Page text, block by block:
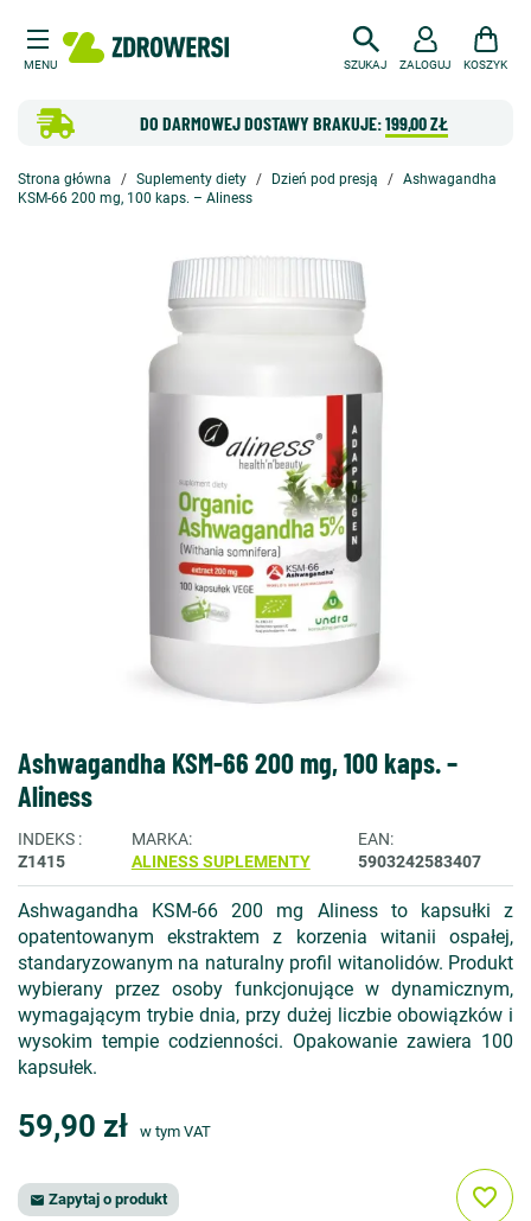
MENU SZUKAJ
DO DARMOWEJ DOSTAWY BRAKUJE:199,00 ZŁ
ZALOGUJ KOSZYK
Strona główna Suplementy diety Dzień pod presją
Ashwagandha
KSM-66 200 mg, 100 kaps. – Aliness
Ashwagandha KSM-66 200 mg, 100 kaps. –
Aliness
INDEKS
Z1415
MARKA
ALINESS SUPLEMENTY
EAN
5903242583407
Ashwagandha KSM-66 200 mg Aliness to kapsułki z
opatentowanym ekstraktem z korzenia witanii ospałej,
standaryzowanym na naturalny profil witanolidów. Produkt
wybierany przez osoby funkcjonujące w dynamicznym,
wymagającym trybie dnia, przy dużej liczbie obowiązków i
wysokim tempie codzienności. Opakowanie zawiera 100
kapsułek.
59,90 zł w tym VAT
 Zapytaj o produkt favorite_border